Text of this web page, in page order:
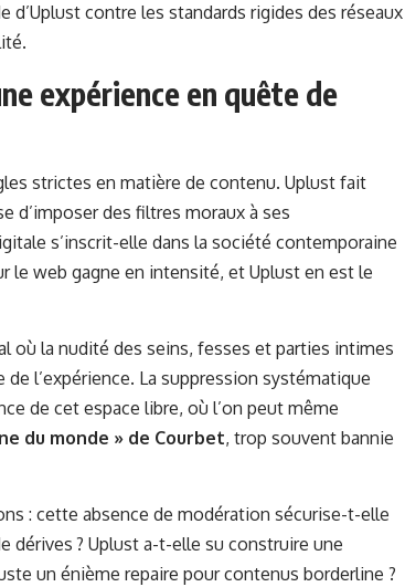
d’Uplust contre les standards rigides des réseaux
expérience en quête de
strictes en matière de contenu. Uplust fait
d’imposer des filtres moraux à ses
s’inscrit-elle dans la société contemporaine
le web gagne en intensité, et Uplust en est le
où la nudité des seins, fesses et parties intimes
l’expérience. La suppression systématique
de cet espace libre, où l’on peut même
du monde » de Courbet, trop souvent bannie
: cette absence de modération sécurise-t-elle
dérives ? Uplust a-t-elle su construire une
un énième repaire pour contenus borderline ?